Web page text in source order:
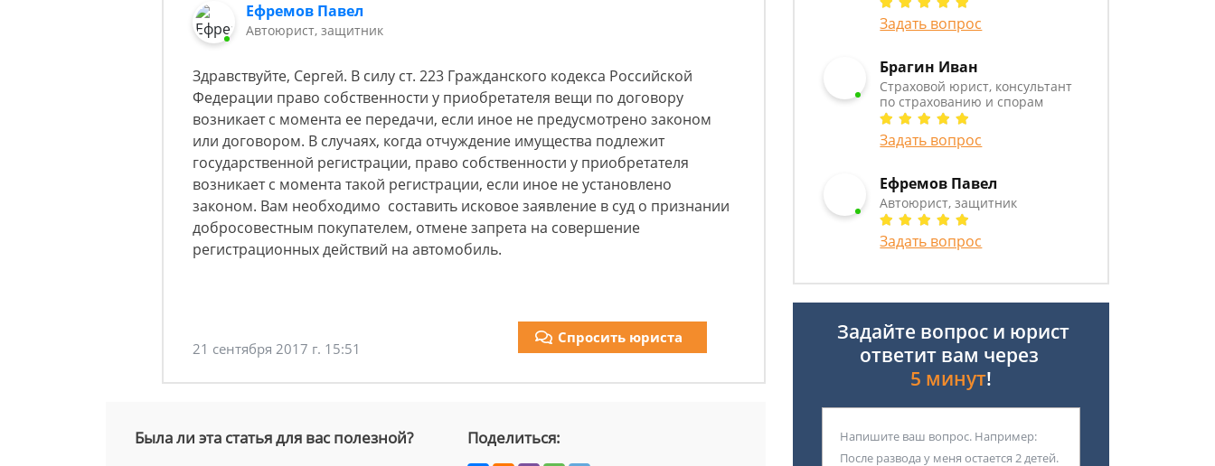
Ефремов Павел
Автоюрист, защитник
Здравствуйте, Сергей. В силу ст. 223 Гражданского кодекса Российской
Федерации право собственности у приобретателя вещи по договору
возникает с момента ее передачи, если иное не предусмотрено законом
или договором. В случаях, когда отчуждение имущества подлежит
государственной регистрации, право собственности у приобретателя
возникает с момента такой регистрации, если иное не установлено
законом. Вам необходимо составить исковое заявление в суд о признании
добросовестным покупателем, отмене запрета на совершение
регистрационных действий на автомобиль.
21 сентября 2017 г. 15:51
Спросить юриста
Была ли эта статья для вас полезной? Поделиться:
Задать вопрос
Брагин Иван
Страховой юрист, консультант
по страхованию и спорам
Задать вопрос
Ефремов Павел
Автоюрист, защитник
Задать вопрос
Задайте вопрос и юрист
ответит вам через
5 минут!